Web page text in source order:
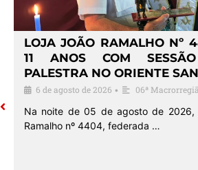
LOJA JOÃO RAMALHO Nº
11 ANOS COM
PALESTRA NO ORIENTE
6 de agosto de 2026 • 06ª
Na noite de 05 de agosto de 2026,
Ramalho nº 4404, federada …